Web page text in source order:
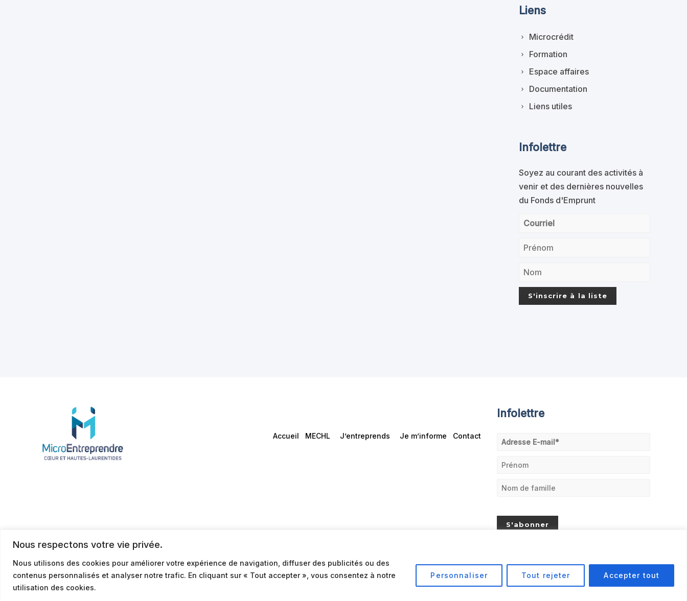
Nous respectons votre vie privée.
Nous utilisons des cookies pour améliorer votre expérience de navigation, diffuser des publicités ou des
contenus personnalisés et analyser notre trafic. En cliquant sur « Tout accepter », vous consentez à notre
utilisation des cookies.
Personnaliser Tout rejeter Accepter tout
Liens
Microcrédit
Formation
Espace affaires
Documentation
Liens utiles
Infolettre
Soyez au courant des activités à
venir et des dernières nouvelles
du Fonds d'Emprunt
Accueil MECHL J’entreprends Je m’informe Contact
Infolettre
© 2026 Politique de confidentialité Conditions d’utilisation